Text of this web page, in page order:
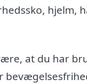
hjelm,
at du har